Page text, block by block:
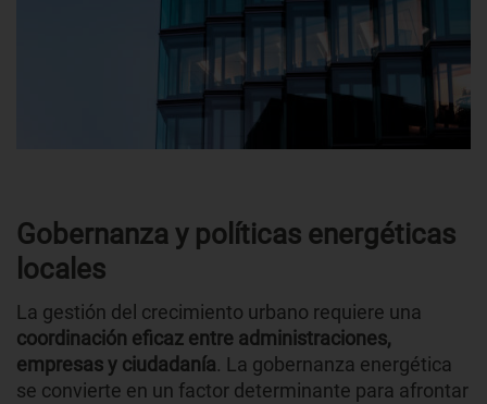
Gobernanza y políticas energéticas
locales
La gestión del crecimiento urbano requiere una
coordinación eficaz entre administraciones,
empresas y ciudadanía. La gobernanza energética
se convierte en un factor determinante para afrontar